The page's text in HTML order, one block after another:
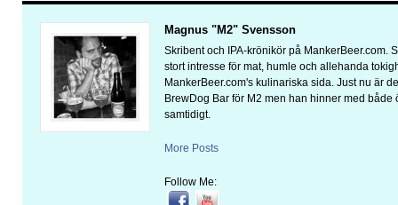
Magnus "M2" Svensson
Skribent och IPA-krönikör på MankerBeer.com.
stort intresse för mat, humle och allehanda
MankerBeer.com's kulinariska sida. Just nu är
BrewDog Bar för M2 men han hinner med
samtidigt.
More Posts
Follow Me: